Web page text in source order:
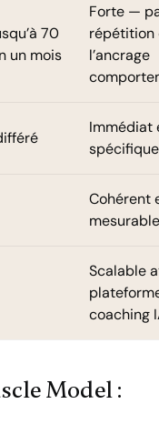
70
un mois
Forte —
répétition
l’ancrage
Immédiat
spécifique
Cohérent
mesurable
Scalable
coaching
Model :